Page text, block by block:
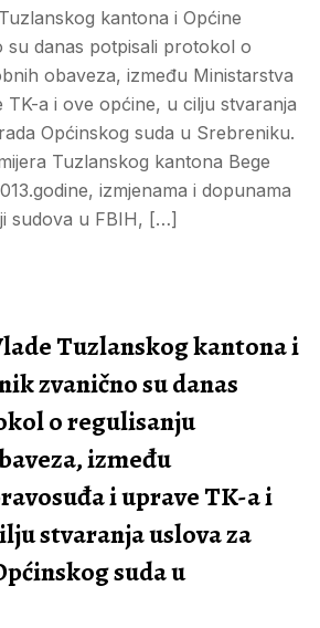
kantona i Općine
su danas potpisali protokol o
obaveza, između Ministarstva
a i ove općine, u cilju stvaranja
Općinskog suda u Srebreniku.
Tuzlanskog kantona Bege
izmjenama i dopunama
sudova u FBIH, […]
Tuzlanskog kantona i
zvanično su danas
o regulisanju
između
i uprave TK-a i
stvaranja uslova za
suda u